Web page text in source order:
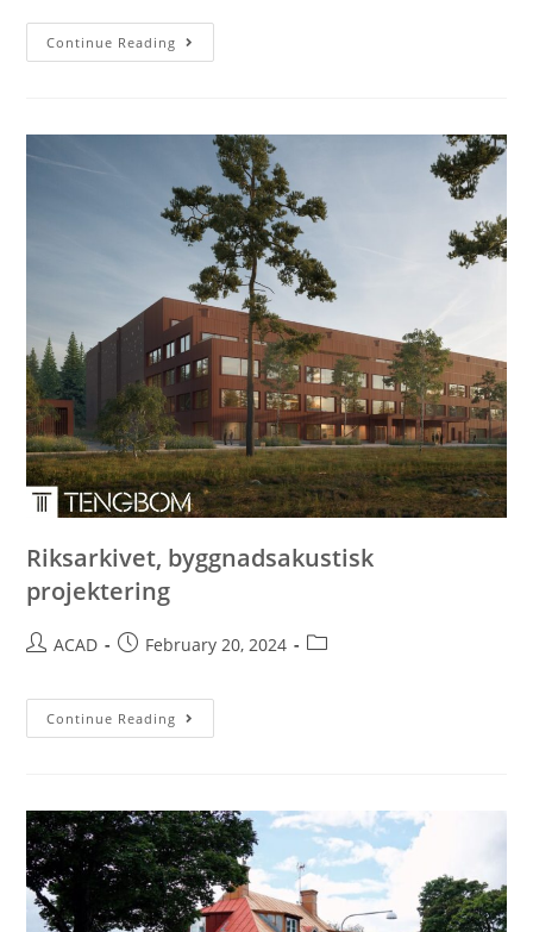
Continue Reading
Riksarkivet, byggnadsakustisk
projektering
ACAD February 20, 2024
Continue Reading